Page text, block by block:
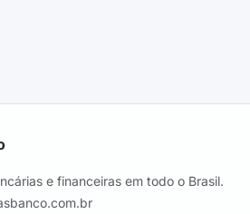
e financeiras em todo o Brasil.